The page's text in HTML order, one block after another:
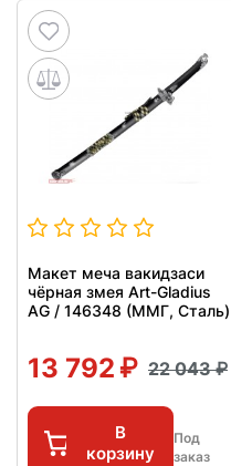
Макет меча вакидзаси
чёрная змея Art-Gladius
AG / 146348 (ММГ, Сталь)
13 792 22 043
В
корзину
Под
заказ